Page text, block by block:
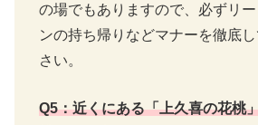
の場でもありますので、必ずリ
ンの持ち帰りなどマナーを徹底
さい。
Q5：近くにある「上久喜の花桃